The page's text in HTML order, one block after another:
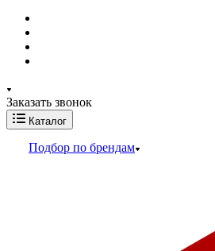
Заказать звонок
Каталог
Подбор по брендам